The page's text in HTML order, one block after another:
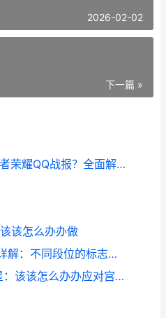
2026-02-02
下一篇 »
## 该该怎么办办查看王者荣耀QQ战报？全面解析战报查看技巧与技巧
该怎么办办做
|王者荣耀段位框框颜色详解：不同段位的标志与含义|
# 王者荣耀单挑宫本克星：该该怎么办办应对宫本武藏的挑战